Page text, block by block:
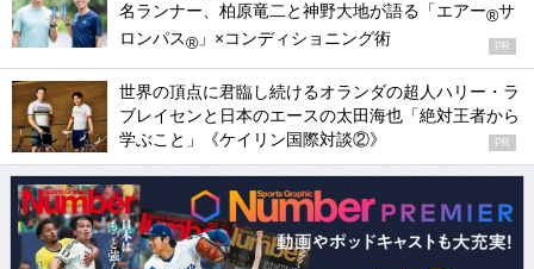
名ランナー、柏原竜二と神野大地が語る「エアー®サ
ロンパス® 」×コンディショニング術 PR
世界の頂点に君臨し続けるオランダの超人ハリー・ラ
ブレイセンと日本のエースの太田海也「絶対王者から
学ぶこと」《ケイリン国際対談②》
PR